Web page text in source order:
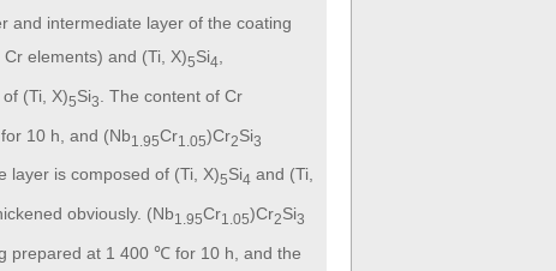
and intermediate layer of the coating
elements) and (Ti, X)5Si4
(Ti, X)5Si3 . The content of Cr
10 h, and (Nb1.95Cr1.05)Cr2Si3
layer is composed of (Ti, X)5Si4 and (Ti,
obviously. (Nb1.95Cr1.05)Cr2Si3
prepared at 1 400 ℃ for 10 h, and the